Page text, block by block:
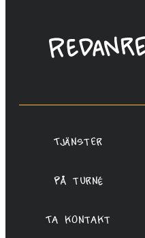
Linda
Saukko-
Oy
Tjänster
På turné
Ta kontakt